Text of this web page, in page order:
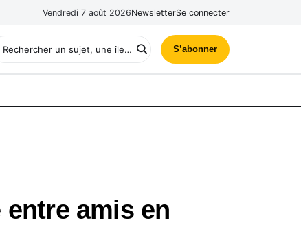
Vendredi 7 août 2026NewsletterSe connecter
S’abonner
amis en